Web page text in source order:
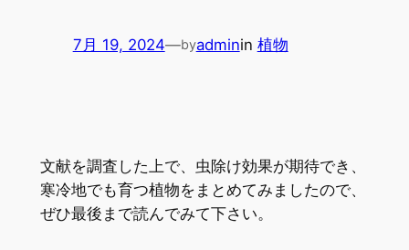
7月 19, 2024—byadminin 植物
文献を調査した上で、虫除け効果が期待でき、
寒冷地でも育つ植物をまとめてみましたので、
ぜひ最後まで読んでみて下さい。